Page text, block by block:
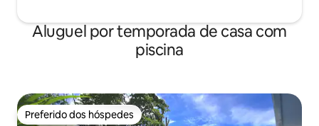
Aluguel por temporada de casa com
piscina
Preferido dos hóspedes
Preferido dos hóspedes